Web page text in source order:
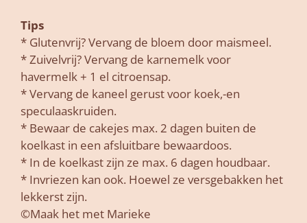
Tips
* Glutenvrij? Vervang de bloem door maismeel.
* Zuivelvrij? Vervang de karnemelk voor
havermelk + 1 el citroensap.
* Vervang de kaneel gerust voor koek,-en
speculaaskruiden.
* Bewaar de cakejes max. 2 dagen buiten de
koelkast in een afsluitbare bewaardoos.
* In de koelkast zijn ze max. 6 dagen houdbaar.
* Invriezen kan ook. Hoewel ze versgebakken het
lekkerst zijn.
©Maak het met Marieke